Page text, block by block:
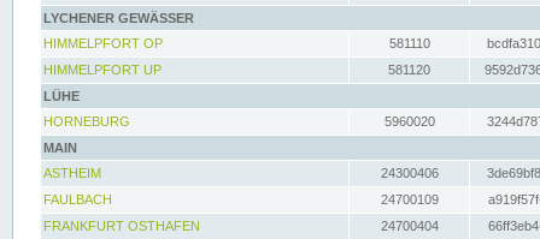
LYCHENER GEWÄSSER
HIMMELPFORT OP
581110
HIMMELPFORT UP
581120
LÜHE
HORNEBURG
5960020
MAIN
ASTHEIM
24300406
FAULBACH
24700109
FRANKFURT OSTHAFEN
24700404